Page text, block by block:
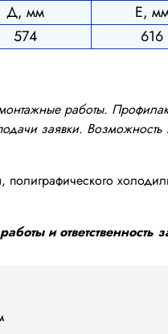
Д, мм Е,
574 616
работы.
заявки. Возможность
и ответственность